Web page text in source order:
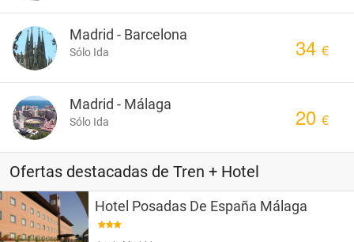
Escapadas
Chollos
Hoteles
Madrid - Barcelona
Sólo Ida 34 €
oferta
Madrid - Málaga
Sólo Ida 20 €
oferta
Ofertas destacadas de Tren + Hotel
Hotel Posadas De España Málaga
Ver
oferta